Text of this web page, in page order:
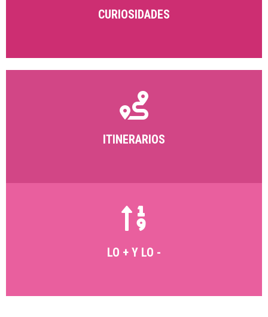
CURIOSIDADES
ITINERARIOS
LO + Y LO -